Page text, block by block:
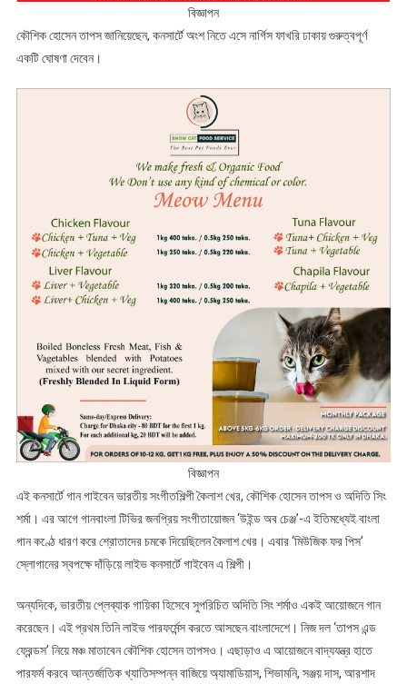
বিজ্ঞাপন
কৌশিক হোসেন তাপস জানিয়েছেন, কনসার্টে অংশ নিতে এসে নার্গিস ফাখরি ঢাকায় গুরুত্বপূর্ণ
একটি ঘোষণা দেবেন।
বিজ্ঞাপন
এই কনসার্টে গান গাইবেন ভারতীয় সংগীতশিল্পী কৈলাশ খের, কৌশিক হোসেন তাপস ও অদিতি সিং
শর্মা। এর আগে গানবাংলা টিভির জনপ্রিয় সংগীতায়োজন ‘উইন্ড অব চেঞ্জ’-এ ইতিমধ্যেই বাংলা
গান কণ্ঠে ধারণ করে শ্রোতাদের চমকে দিয়েছিলেন কৈলাশ খের। এবার ‘মিউজিক ফর পিস’
স্লোগানের স্বপক্ষে দাঁড়িয়ে লাইভ কনসার্টে গাইবেন এ শিল্পী।
অন্যদিকে, ভারতীয় প্লেব্যাক গায়িকা হিসেবে সুপরিচিত অদিতি সিং শর্মাও একই আয়োজনে গান
করেছেন। এই প্রথম তিনি লাইভ পারফর্মেন্স করতে আসছেন বাংলাদেশে। নিজ দল ‘তাপস এন্ড
ফ্রেন্ডস’ নিয়ে মঞ্চ মাতাবেন কৌশিক হোসেন তাপসও। এছাড়াও এ আয়োজনে বাদ্যযন্ত্র হাতে
পারফর্ম করবে আন্তর্জাতিক খ্যাতিসম্পন্ন বাজিয়ে অ্যামাডিয়াস, শিভামনি, সঞ্জয় দাস, আরশাদ